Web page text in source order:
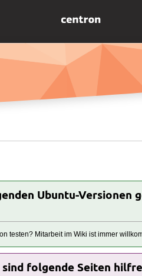
Ubuntu-Versionen
testen? Mitarbeit im Wiki ist immer
folgende Seiten